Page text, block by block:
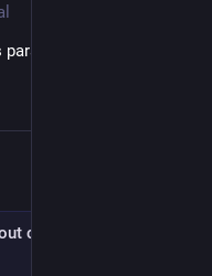
computers?